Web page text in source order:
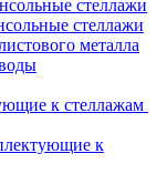
стеллажи
стеллажи
металла
к стеллажам
к